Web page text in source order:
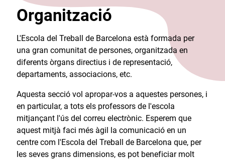
Organització
L'Escola del Treball de Barcelona està formada per
una gran comunitat de persones, organitzada en
diferents òrgans directius i de representació,
departaments, associacions, etc.​
Aquesta secció vol apropar-vos a aquestes persones, i
en particular, a tots els professors de l'escola
mitjançant l'ús del correu electrònic. Esperem que
aquest mitjà faci més àgil la comunicació en un
centre com l'Escola del Treball de Barcelona que, per
les seves grans dimensions, es pot beneficiar molt